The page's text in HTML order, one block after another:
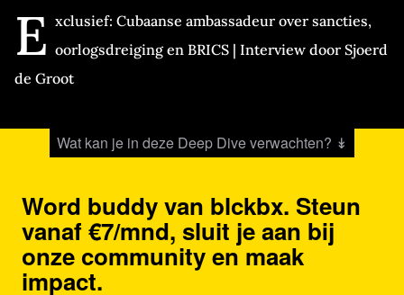
E xclusief: Cubaanse ambassadeur over sancties,
oorlogsdreiging en BRICS | Interview door Sjoerd
de Groot
Wat kan je in deze Deep Dive verwachten? ↡
Word buddy van blckbx. Steun
vanaf €7/mnd, sluit je aan bij
onze community en maak
impact.